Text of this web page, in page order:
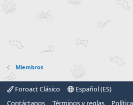
Miembros
Foroact Clásico
Español (ES)
Contáctanos
Términos y reglas